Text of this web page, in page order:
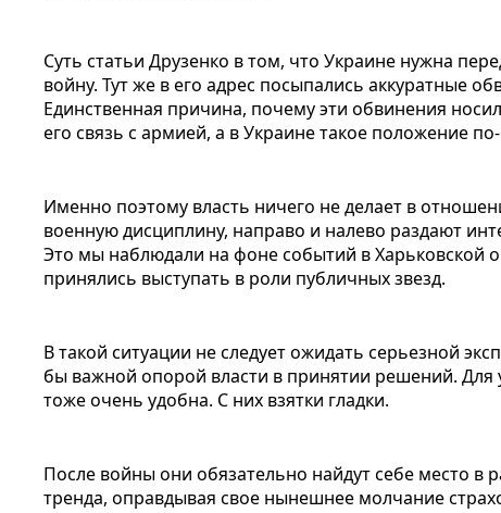
Суть статьи Друзенко в том, что Украине нужна
войну. Тут же в его адрес посыпались аккуратные
Единственная причина, почему эти обвинения
его связь с армией, а в Украине такое положение
Именно поэтому власть ничего не делает в
военную дисциплину, направо и налево раздают
Это мы наблюдали на фоне событий в Харьковской
принялись выступать в роли публичных звезд.
В такой ситуации не следует ожидать серьезной
бы важной опорой власти в принятии решений. Для
тоже очень удобна. С них взятки гладки.
После войны они обязательно найдут себе место в
тренда, оправдывая свое нынешнее молчание